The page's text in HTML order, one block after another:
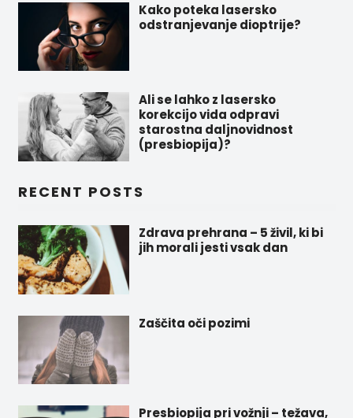
Kako poteka lasersko
odstranjevanje dioptrije?
Ali se lahko z lasersko
korekcijo vida odpravi
starostna daljnovidnost
(presbiopija)?
RECENT POSTS
Zdrava prehrana – 5 živil, ki bi
jih morali jesti vsak dan
Zaščita oči pozimi
Presbiopija pri vožnji – težava,